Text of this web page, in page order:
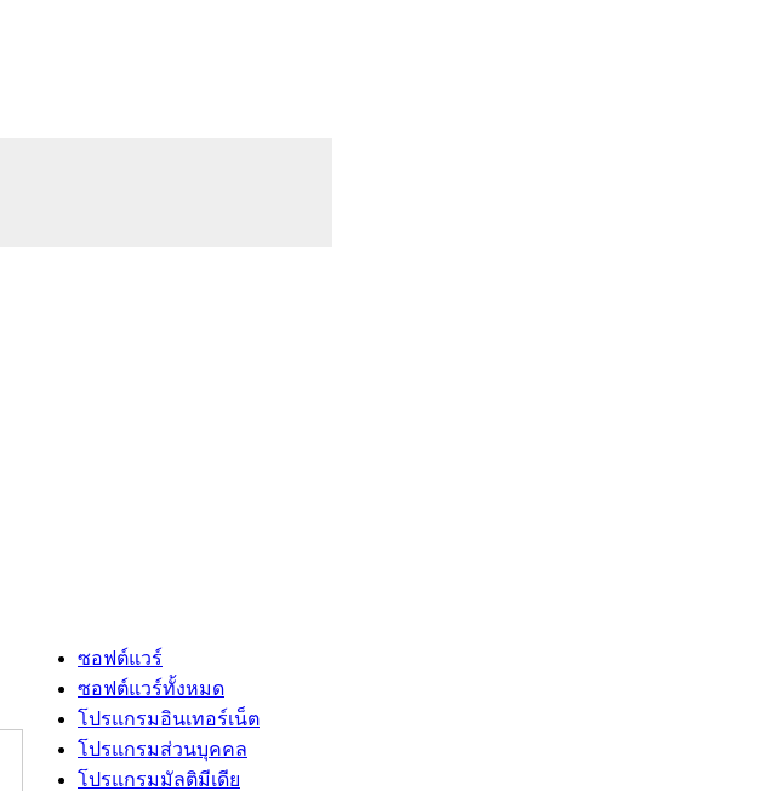
ซอฟต์แวร์
ซอฟต์แวร์ทั้งหมด
โปรแกรมอินเทอร์เน็ต
โปรแกรมส่วนบุคคล
โปรแกรมมัลติมีเดีย